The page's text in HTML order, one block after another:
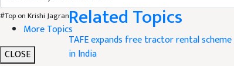
#Top on Krishi Jagran
More Topics
CLOSE
Related Topics
TAFE expands free tractor rental scheme
in India